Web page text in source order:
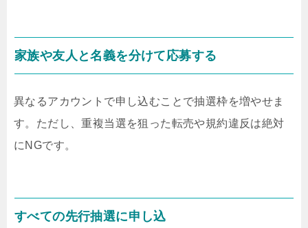
家族や友人と名義を分けて応募する
異なるアカウントで申し込むことで抽選枠を増やせま
す。 ただし、重複当選を狙った転売や規約違反は絶対
にNGです。
すべての先行抽選に申し込